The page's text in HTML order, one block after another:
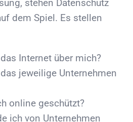
stehen Datenschutz
dem Spiel. Es stellen
Internet über mich?
jeweilige Unternehmen
online geschützt?
ich von Unternehmen